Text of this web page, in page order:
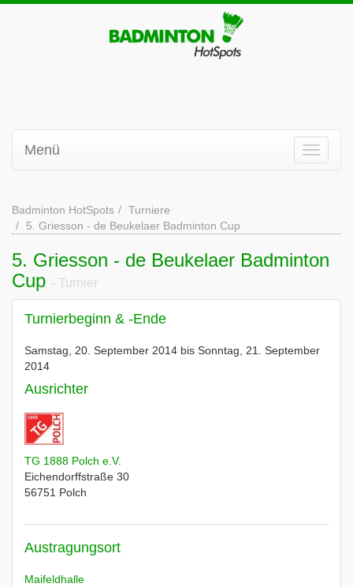
Menü
Badminton HotSpots
Turniere
5. Griesson - de Beukelaer Badminton Cup
5. Griesson - de Beukelaer Badminton
Cup - Turnier
Turnierbeginn & -Ende
Samstag, 20. September 2014 bis Sonntag, 21. September
2014
Ausrichter
TG 1888 Polch e.V.
Eichendorffstraße 30
56751 Polch
Austragungsort
Maifeldhalle